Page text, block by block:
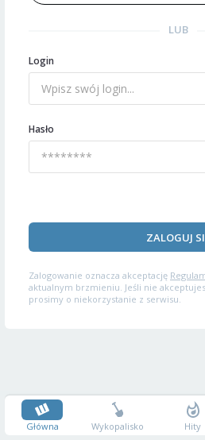
LUB
Login
Hasło
ZALOGUJ
Zalogowanie oznacza akceptację
aktualnym brzmieniu. Jeśli nie
prosimy o niekorzystanie z serwisu.
Główna Wykopalisko Hity